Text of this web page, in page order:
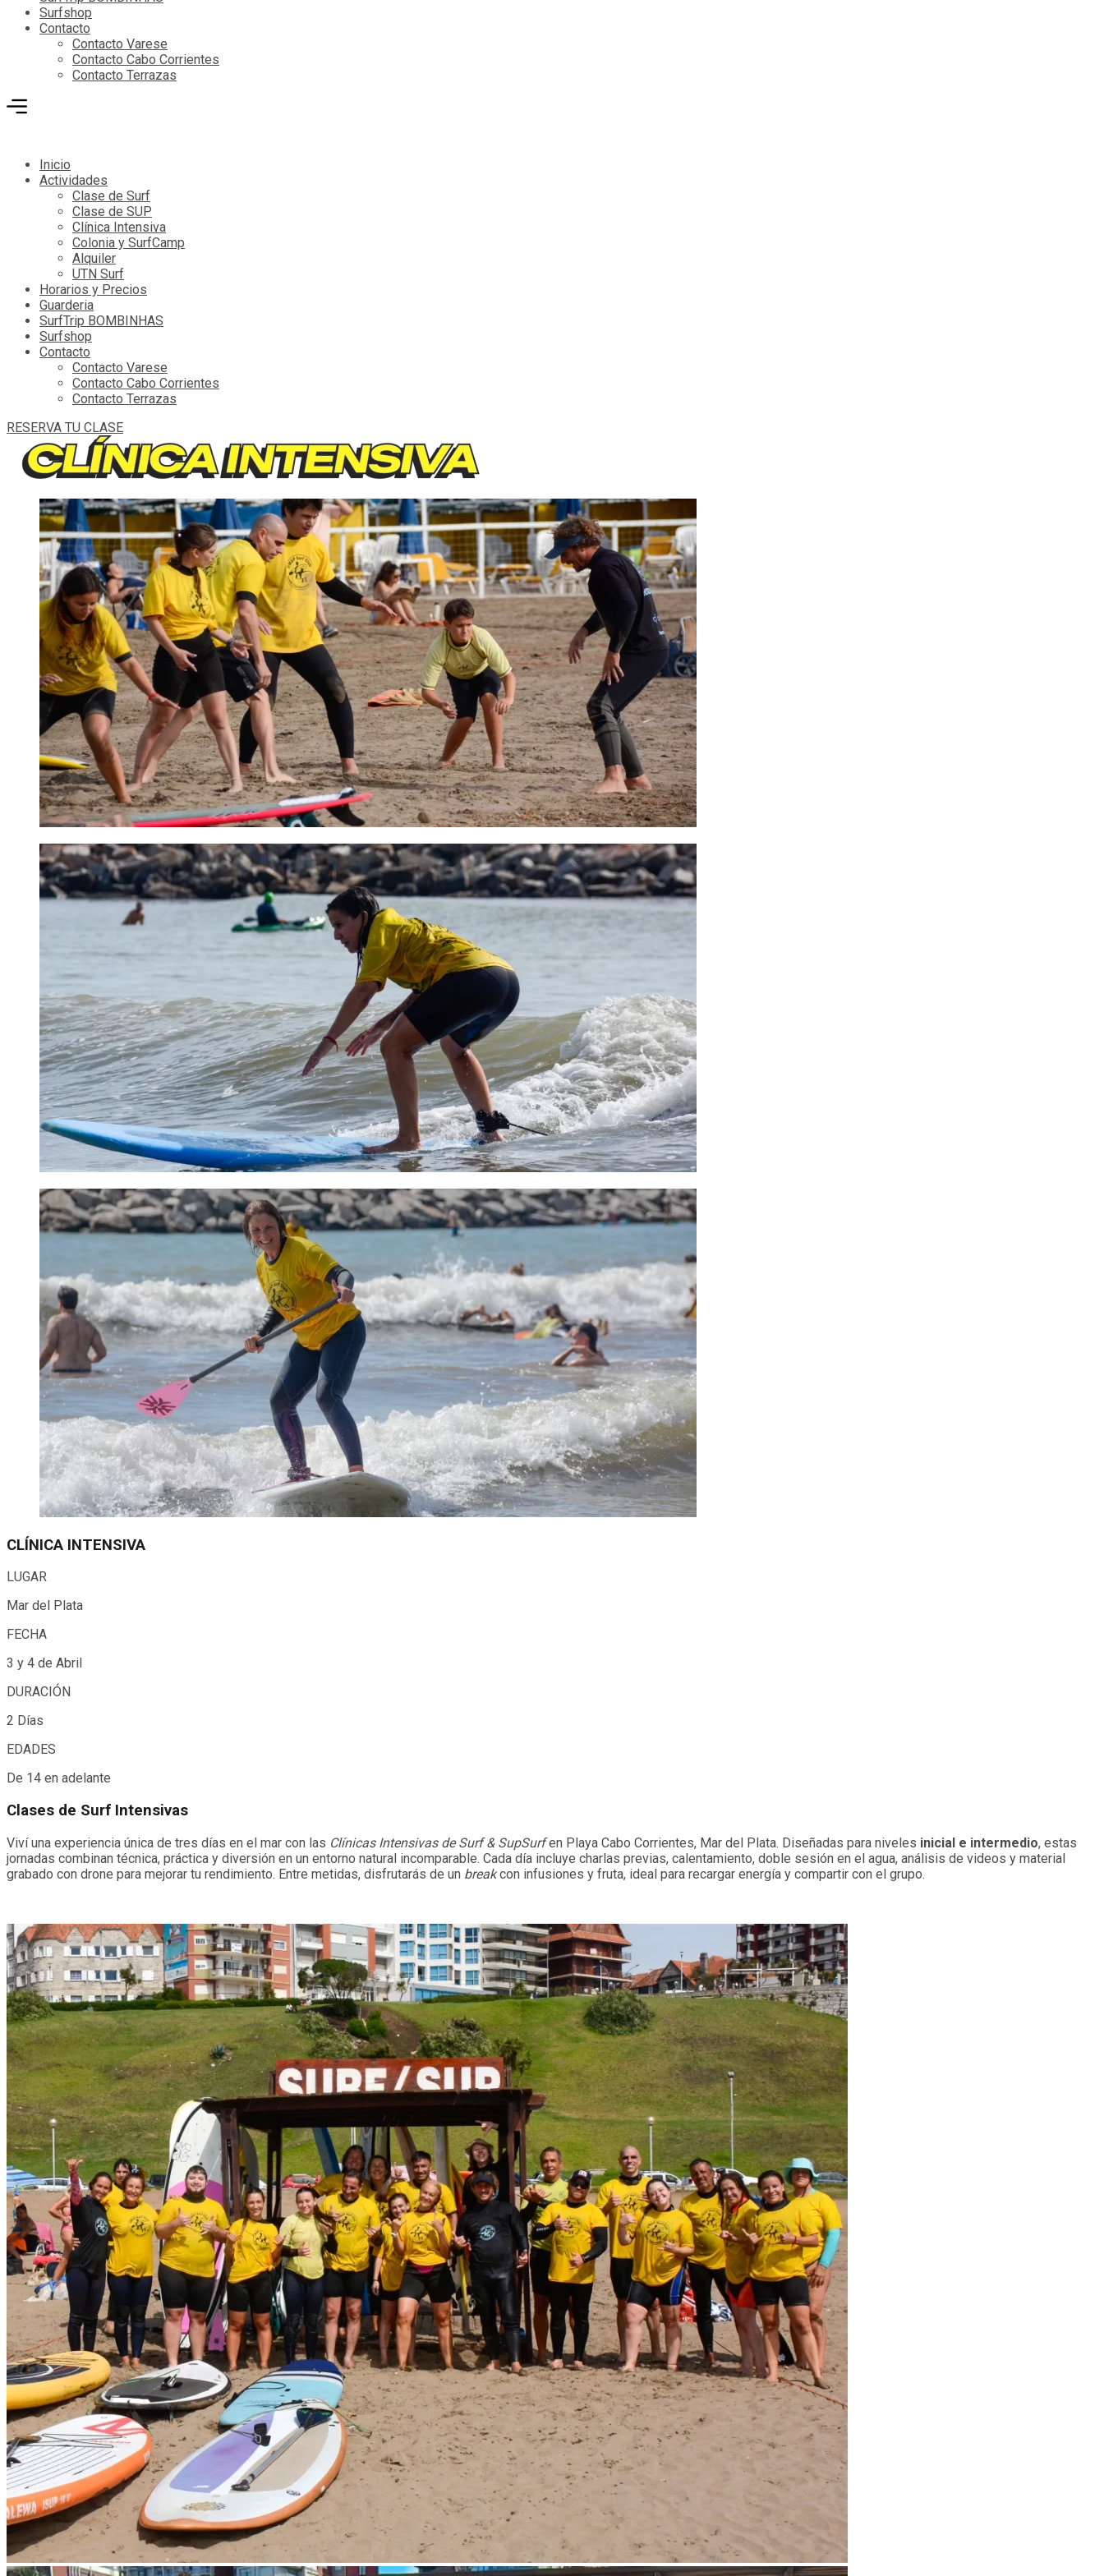
Surfshop
Contacto
Contacto Varese
Contacto Cabo Corrientes
Contacto Terrazas
Inicio
Actividades
Clase de Surf
Clase de SUP
Clínica Intensiva
Colonia y SurfCamp
Alquiler
UTN Surf
Horarios y Precios
Guarderia
SurfTrip BOMBINHAS
Surfshop
Contacto
Contacto Varese
Contacto Cabo Corrientes
Contacto Terrazas
RESERVA TU CLASE
CLÍNICA INTENSIVA
LUGAR
Mar del Plata
FECHA
3 y 4 de Abril
DURACIÓN
2 Días
EDADES
De 14 en adelante
Clases de Surf Intensivas
Viví una experiencia única de tres días en el mar con las Clínicas Intensivas de Surf & SupSurfen Playa Cabo Corrientes, Mar del Plata. Diseñadas para niveles inicial e intermedio, estas
jornadas combinan técnica, práctica y diversión en un entorno natural incomparable. Cada día incluye charlas previas, calentamiento, doble sesión en el agua, análisis de videos y material
grabado con drone para mejorar tu rendimiento. Entre metidas, disfrutarás de un breakcon infusiones y fruta, ideal para recargar energía y compartir con el grupo.